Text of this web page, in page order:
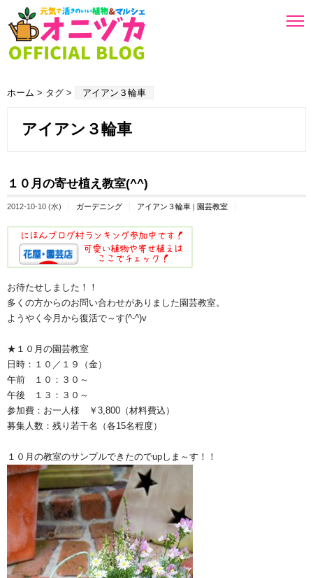
ホーム > タグ > アイアン３輪車
アイアン３輪車
１０月の寄せ植え教室(^^)
2012-10-10 (水) ガーデニング アイアン３輪車 園芸教室
お待たせしました！！
多くの方からのお問い合わせがありました園芸教室。
ようやく今月から復活で～す(^-^)v
★１０月の園芸教室
日時：１０／１９（金）
午前 １０：３０～
午後 １３：３０～
参加費：お一人様 ￥3,800（材料費込）
募集人数：残り若干名（各15名程度）
１０月の教室のサンプルできたのでupしま～す！！